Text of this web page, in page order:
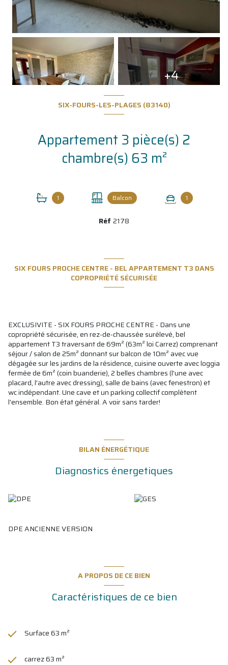
+4
SIX-FOURS-LES-PLAGES (83140)
Appartement 3 pièce(s) 2
chambre(s) 63 m²
1 Balcon 1
Réf 2178
SIX FOURS PROCHE CENTRE - BEL APPARTEMENT T3 DANS
COPROPRIÉTÉ SÉCURISÉE
EXCLUSIVITE - SIX FOURS PROCHE CENTRE - Dans une
copropriété sécurisée, en rez-de-chaussée surélevé, bel
appartement T3 traversant de 69m² (63m² loi Carrez) comprenant
séjour / salon de 25m² donnant sur balcon de 10m² avec vue
dégagée sur les jardins de la résidence, cuisine ouverte avec loggia
fermée de 6m² (coin buanderie), 2 belles chambres (l'une avec
placard, l'autre avec dressing), salle de bains (avec fenestron) et
wc indépendant. Une cave et un parking collectif complètent
l'ensemble. Bon état général. A voir sans tarder!
BILAN ÉNERGÉTIQUE
Diagnostics énergetiques
DPE ANCIENNE VERSION
A PROPOS DE CE BIEN
Caractéristiques de ce bien
Surface 63 m²
carrez 63 m²